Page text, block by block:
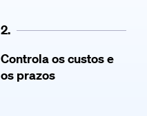
2.
Controla os custos e
os prazos